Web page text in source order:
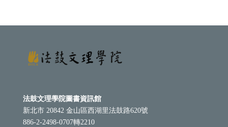
法鼓文理學院圖書資訊館
新北市 20842 金山區西湖里法鼓路620號
886-2-2498-0707轉2210